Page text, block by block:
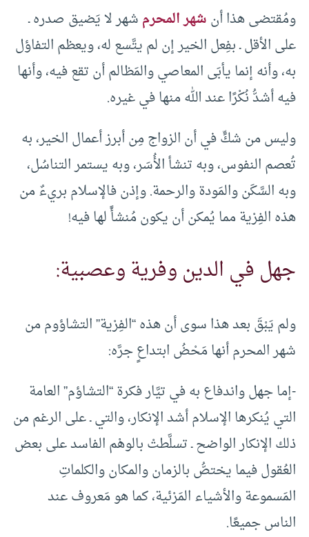
ومُقتضى هذا أنشهر المحرمشهر لا يَضيق صدره ـ
على الأقل ـ بفِعل الخير إن لم يتَّسع له، ويعظم التفاؤل
به، وأنه إنما يأبَى المعاصي والمَظالم أن تقع فيه، وأنها
فيه أشدُّ نُكْرًا عند الله منها في غيره.
وليس من شكٍّ في أن الزواج مِن أبرز أعمال الخير، به
تُعصم النفوس، وبه تنشأ الأُسَر، وبه يستمر التناسُل،
وبه السَّكَن والمَودة والرحمة. وإذن فالإسلام بريءٌ من
هذه الفِرْية مما يُمكن أن يكون مُنشأً لها فيه!
جهل في الدين وفرية وعصبية:
ولم يَبْقَ بعد هذا سوى أن هذه “الفِرْية” التشاؤوم من
شهر المحرم أنها مَحْضُ ابتداعٍ جرَّه:
-إما جهل واندفاع به في تيَّار فكرة “التشاؤم” العامة
التي يُنكرها الإسلام أشد الإنكار، والتي ـ على الرغم من
ذلك الإنكار الواضح ـ تسلَّطتْ بالوهْم الفاسد على بعض
العُقول فيما يختصُّ بالزمان والمكان والكلماتِ
المَسموعة والأشياء المَرْئية، كما هو مَعروف عند
الناس جميعًا.